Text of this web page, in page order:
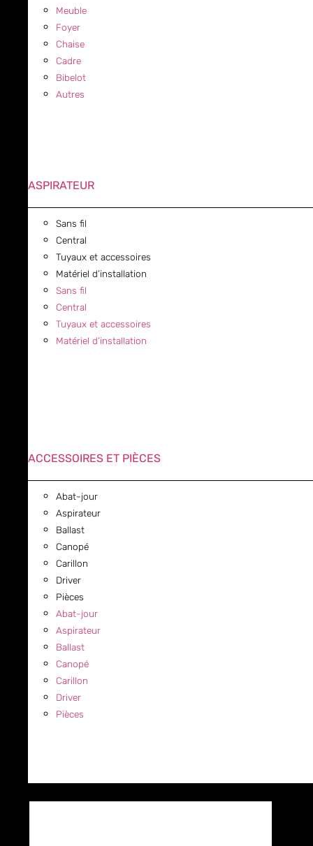
Meuble
Foyer
Chaise
Cadre
Bibelot
Autres
ASPIRATEUR
Sans fil
Central
Tuyaux et accessoires
Matériel d’installation
Sans fil
Central
Tuyaux et accessoires
Matériel d’installation
ACCESSOIRES ET PIÈCES
Abat-jour
Aspirateur
Ballast
Canopé
Carillon
Driver
Pièces
Abat-jour
Aspirateur
Ballast
Canopé
Carillon
Driver
Pièces